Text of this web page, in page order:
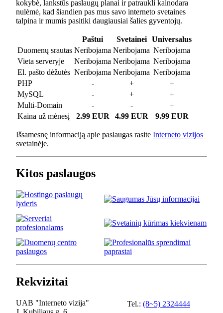
kokybė, lankstūs paslaugų planai ir patraukli kainodara
nulėmė, kad šiandien pas mus savo interneto svetaines
talpina ir mumis pasitiki daugiausiai šalies gyventojų.
Paštui Svetainei
Universalus
Duomenų srautas Neribojama Neribojama Neribojama
Vieta serveryje
Neribojama Neribojama Neribojama
El. pašto dėžutės Neribojama Neribojama Neribojama
PHP
- +
+
MySQL
- +
+
Multi-Domain
- -
+
Kaina už mėnesį
2.99 EUR 4.99 EUR 9.99 EUR
Išsamesnę informaciją apie paslaugas rasite Interneto vizijos
svetainėje.
Kitos paslaugos
Rekvizitai
UAB "Interneto vizija"
Tel.: (8~5) 2324444